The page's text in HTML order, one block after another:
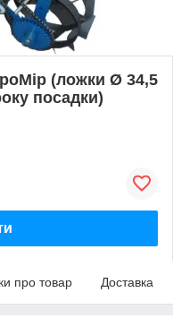
(ложки Ø 34,5
посадки)
про товар Доставка